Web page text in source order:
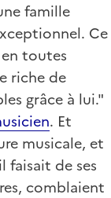
famille
Ce
toutes
riche de
grâce à lui."
. Et
musicale, et
faisait de ses
comblaient